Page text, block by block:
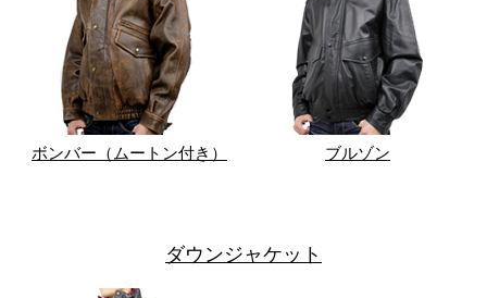
ボンバー（ムートン付き） ブルゾン
ダウンジャケット